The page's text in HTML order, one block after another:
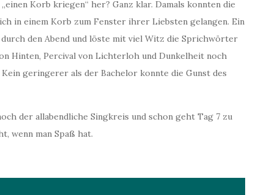
Korb kriegen“ her? Ganz klar. Damals konnten die
in einem Korb zum Fenster ihrer Liebsten gelangen. Ein
den Abend und löste mit viel Witz die Sprichwörter
Hinten, Percival von Lichterloh und Dunkelheit noch
geringerer als der Bachelor konnte die Gunst des
der allabendliche Singkreis und schon geht Tag 7 zu
wenn man Spaß hat.